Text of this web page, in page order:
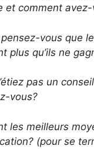
et comment
vous que
plus qu’ils ne
pas un
vous?
les meilleurs
(pour se